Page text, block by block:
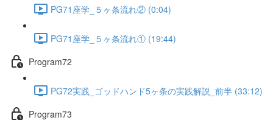
PG71座学_５ヶ条流れ② (0:04)
PG71座学_５ヶ条流れ① (19:44)
Program72
PG72実践_ゴッドハンド5ヶ条の実践解説_前半 (33:12)
Program73